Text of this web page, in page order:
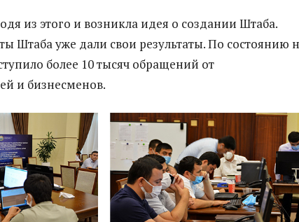
из этого и возникла идея о создании Штаба.
Штаба уже дали свои результаты. По состоянию
более 10 тысяч обращений от
и бизнесменов.